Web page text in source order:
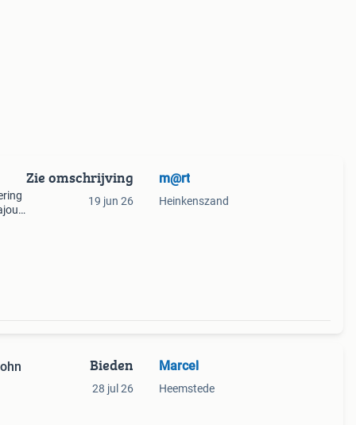
Zie omschrijving
19 jun 26
m@rt
Heinkenszand
Bieden
28 jul 26
Marcel
Heemstede